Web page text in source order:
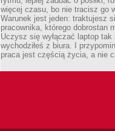
więcej czasu, bo nie tracisz go
Warunek jest jeden: traktujesz
pracownika, którego dobrostan
Uczysz się wyłączać laptop
wychodziłeś z biura. I
praca jest częścią życia, a nie